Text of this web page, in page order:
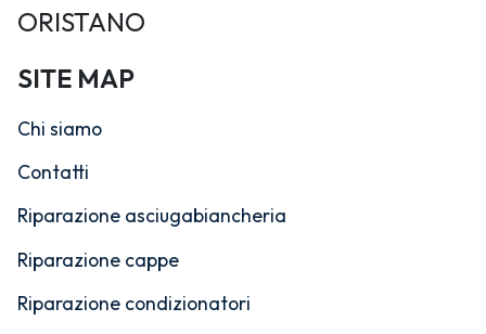
ORISTANO
SITE MAP
Chi siamo
Contatti
Riparazione asciugabiancheria
Riparazione cappe
Riparazione condizionatori